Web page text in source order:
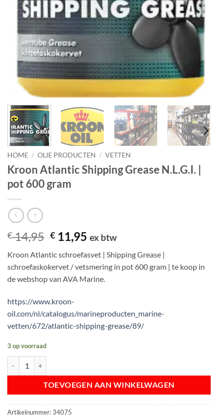
HOME / OLIE PRODUCTEN / VETTEN
Kroon Atlantic Shipping Grease N.L.G.I. |
pot 600 gram
€14,95 Oorspronkelijke
prijs
was:
€ 14,95.
€ 11,95 Huidige
is:
€ 11,95.
ex btw
Kroon Atlantic schroefasvet | Shipping Grease |
schroefaskokervet / vetsmering in pot 600 gram | te koop in
de webshop van AVA Marine.
https://www.kroon-
oil.com/nl/catalogus/marineproducten_marine-
vetten/672/atlantic-shipping-grease/89/
3 op voorraad
TOEVOEGEN AAN WINKELWAGEN
Artikelnummer:34075